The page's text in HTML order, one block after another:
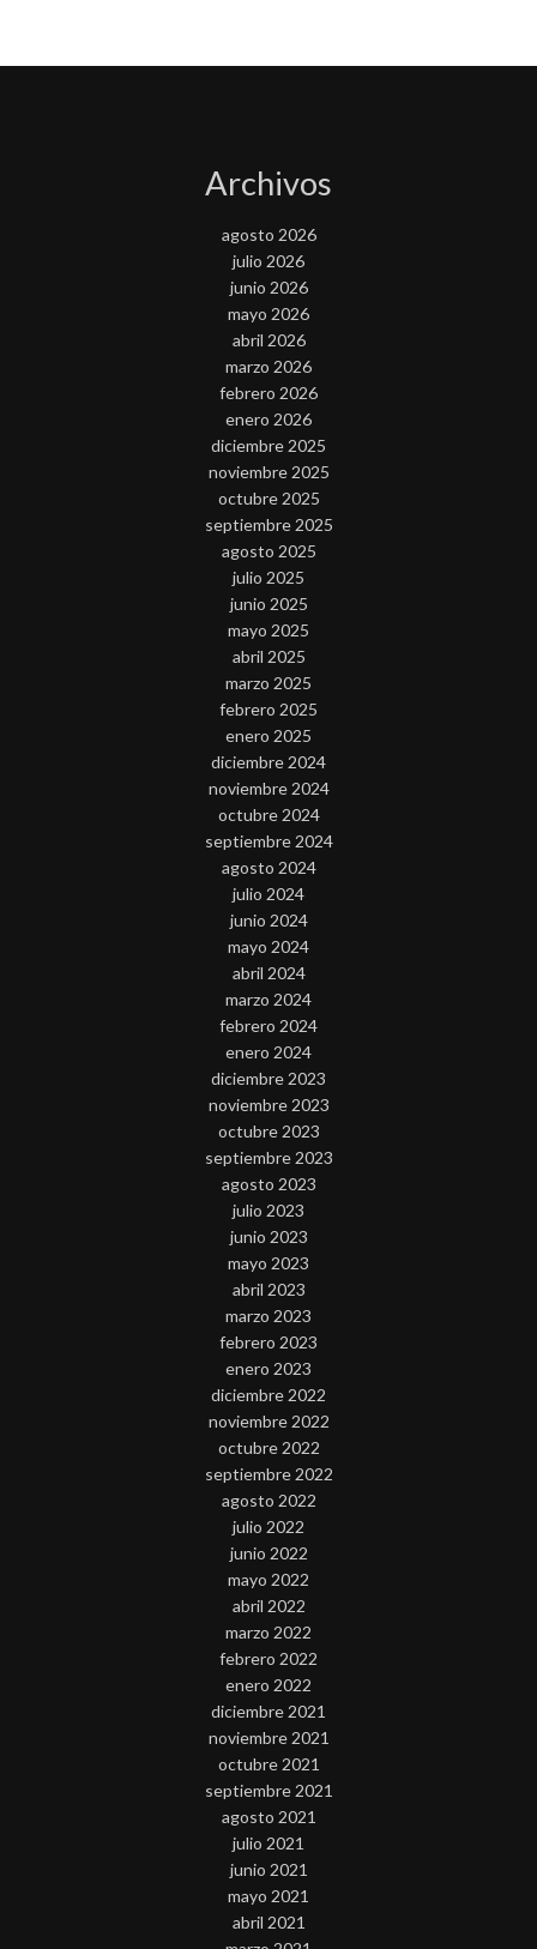
Archivos
agosto 2026
julio 2026
junio 2026
mayo 2026
abril 2026
marzo 2026
febrero 2026
enero 2026
diciembre 2025
noviembre 2025
octubre 2025
septiembre 2025
agosto 2025
julio 2025
junio 2025
mayo 2025
abril 2025
marzo 2025
febrero 2025
enero 2025
diciembre 2024
noviembre 2024
octubre 2024
septiembre 2024
agosto 2024
julio 2024
junio 2024
mayo 2024
abril 2024
marzo 2024
febrero 2024
enero 2024
diciembre 2023
noviembre 2023
octubre 2023
septiembre 2023
agosto 2023
julio 2023
junio 2023
mayo 2023
abril 2023
marzo 2023
febrero 2023
enero 2023
diciembre 2022
noviembre 2022
octubre 2022
septiembre 2022
agosto 2022
julio 2022
junio 2022
mayo 2022
abril 2022
marzo 2022
febrero 2022
enero 2022
diciembre 2021
noviembre 2021
octubre 2021
septiembre 2021
agosto 2021
julio 2021
junio 2021
mayo 2021
abril 2021